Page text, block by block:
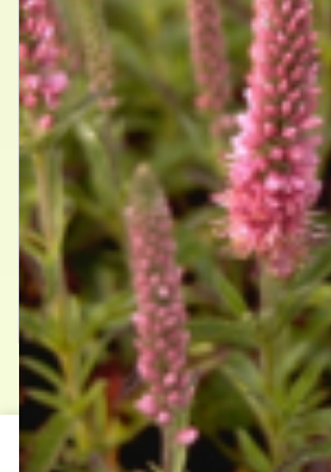
Aar-ereprijs
Veronica spicata